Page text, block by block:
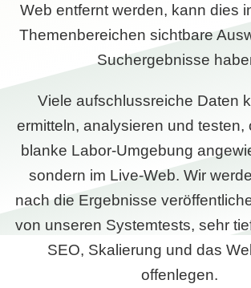
Web entfernt werden, kann dies
Themenbereichen sichtbare
Suchergebnisse
Viele aufschlussreiche Daten
ermitteln, analysieren und testen,
blanke Labor-Umgebung
sondern im Live-Web. Wir
nach die Ergebnisse
von unseren Systemtests, sehr
SEO, Skalierung und das
offenlegen.